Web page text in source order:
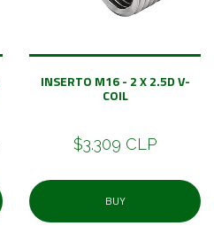
INSERTO M16 - 2 X 2.5D V-
COIL
$3.309 CLP
BUY